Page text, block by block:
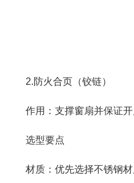
2.防火合页（铰链）
作用：支撑窗扇并保证开
选型要点
材质：优先选择不锈钢材